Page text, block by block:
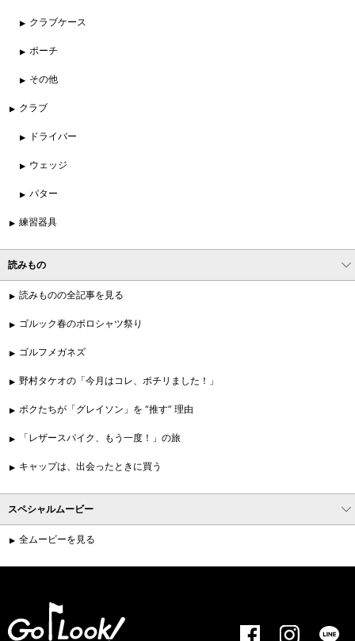
クラブケース
ポーチ
その他
クラブ
ドライバー
ウェッジ
パター
練習器具
読みもの
読みものの全記事を見る
ゴルック春のポロシャツ祭り
ゴルフメガネズ
野村タケオの「今月はコレ、ポチリました！」
ボクたちが「グレイソン」を “推す” 理由
「レザースパイク、もう一度！」の旅
キャップは、出会ったときに買う
スペシャルムービー
全ムービーを見る